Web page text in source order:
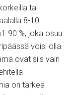
tai
8-10.
90 %, joka osuu
voisi olla
ovat siis vain
on tärkeä